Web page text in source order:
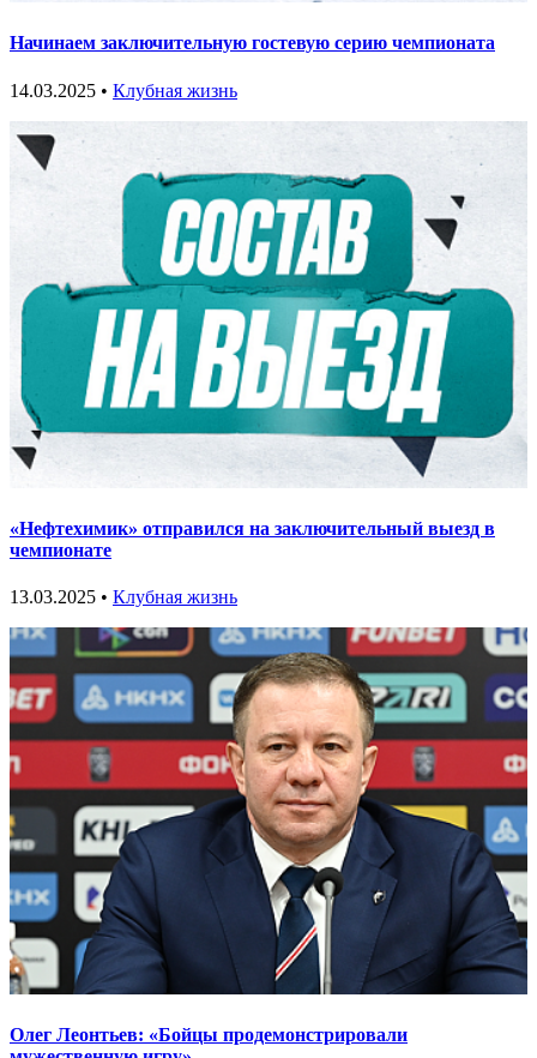
Начинаем заключительную гостевую серию чемпионата
14.03.2025 • Клубная жизнь
«Нефтехимик» отправился на заключительный выезд в
чемпионате
13.03.2025 • Клубная жизнь
Олег Леонтьев: «Бойцы продемонстрировали